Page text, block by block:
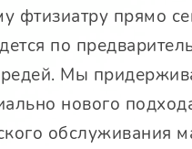
фтизиатру прямо
по
Мы
нового
обслуживания